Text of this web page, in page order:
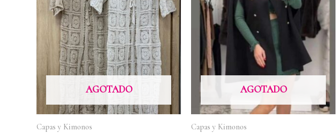
AGOTADO
Capas y Kimonos
AGOTADO
Capas y Kimonos